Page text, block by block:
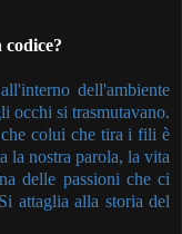
dell'ambiente
occhi si trasmutavano.
colui che tira i fili è
la nostra parola, la vita
delle passioni che ci
attaglia alla storia del